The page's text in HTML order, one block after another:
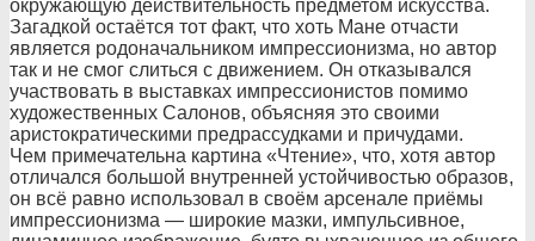
окружающую действительность предметом искусства.
Загадкой остаётся тот факт, что хоть Мане отчасти
является родоначальником импрессионизма, но автор
так и не смог слиться с движением. Он отказывался
участвовать в выставках импрессионистов помимо
художественных Салонов, объясняя это своими
аристократическими предрассудками и причудами.
Чем примечательна картина «Чтение», что, хотя автор
отличался большой внутренней устойчивостью образов,
он всё равно использовал в своём арсенале приёмы
импрессионизма — широкие мазки, импульсивное,